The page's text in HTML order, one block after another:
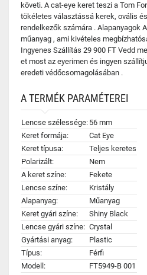
követi. A cat-eye keret teszi a Tom
tökéletes választássá kerek, ovális
rendelkezők számára . Alapanyagok
műanyag , ami kivételes
Ingyenes Szállítás 29 900 FT Vedd
et most az eyerimen és ingyen
eredeti védőcsomagolásában .
A TERMÉK PARAMÉTEREI
Lencse szélessége: 56 mm
Keret formája:
Cat Eye
Keret típusa:
Teljes keretes
Polarizált:
Nem
A keret színe:
Fekete
Lencse színe:
Kristály
Alapanyag:
Műanyag
Keret gyári színe:
Shiny Black
Lencse gyári színe: Crystal
Gyártási anyag:
Plastic
Típus:
Férfi
Modell:
FT5949-B 001